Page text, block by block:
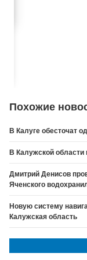
Похожие
В Калуге обесточат
В Калужской
Дмитрий Денисов
Яченского
Новую систему
Калужская область